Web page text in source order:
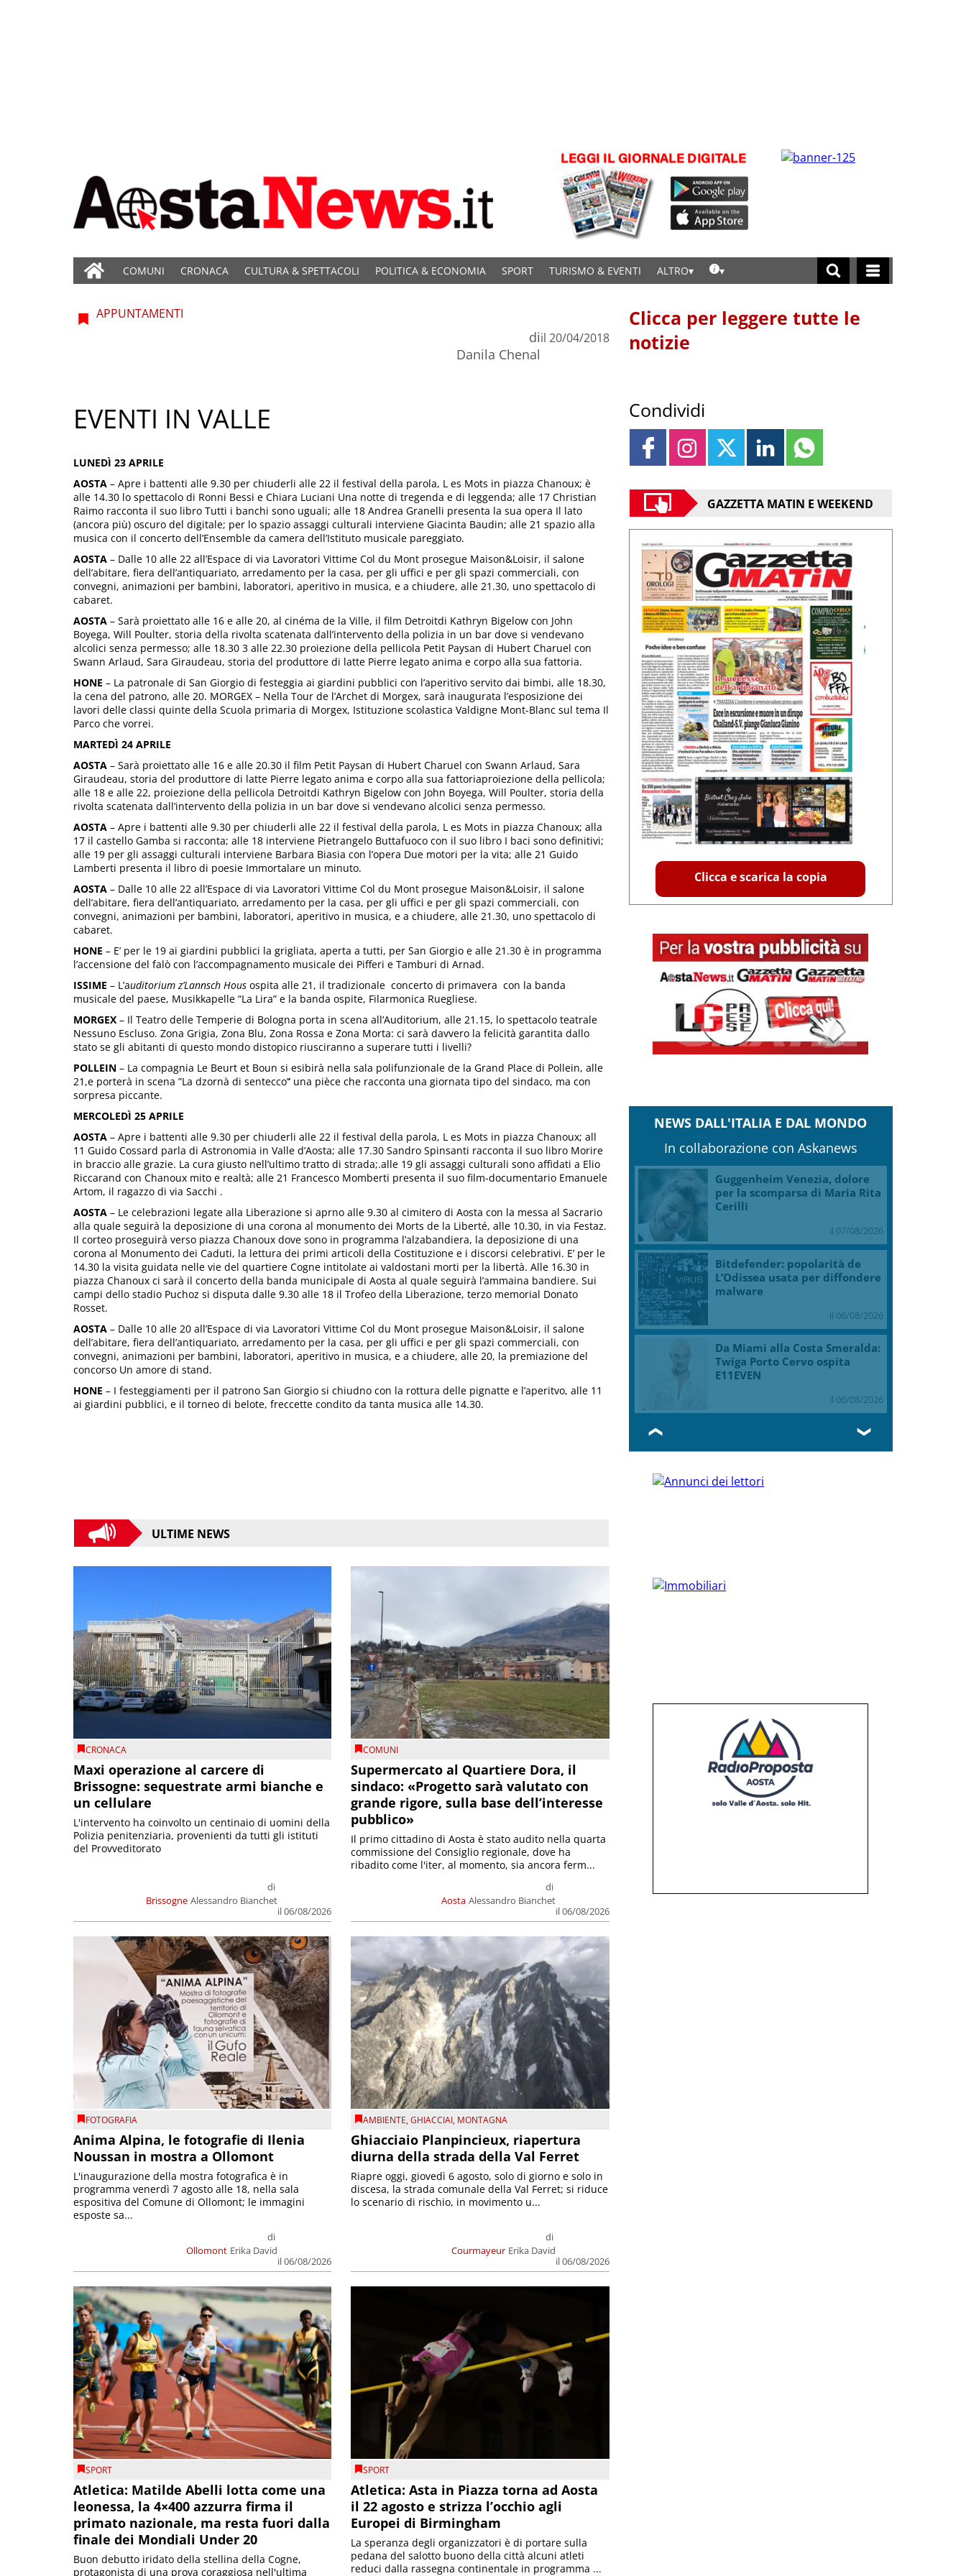
COMUNI CRONACA CULTURA & SPETTACOLI POLITICA & ECONOMIA SPORT TURISMO & EVENTI ALTRO
APPUNTAMENTI
di
Danila Chenal
il 20/04/2018
EVENTI IN VALLE
LUNEDÌ 23 APRILE
AOSTA – Apre i battenti alle 9.30 per chiuderli alle 22 il festival della parola, L es Mots in piazza Chanoux; è
alle 14.30 lo spettacolo di Ronni Bessi e Chiara Luciani Una notte di tregenda e di leggenda; alle 17 Christian
Raimo racconta il suo libro Tutti i banchi sono uguali; alle 18 Andrea Granelli presenta la sua opera Il lato
(ancora più) oscuro del digitale; per lo spazio assaggi culturali interviene Giacinta Baudin; alle 21 spazio alla
musica con il concerto dell’Ensemble da camera dell’Istituto musicale pareggiato.
AOSTA – Dalle 10 alle 22 all’Espace di via Lavoratori Vittime Col du Mont prosegue Maison&Loisir, il salone
dell’abitare, fiera dell’antiquariato, arredamento per la casa, per gli uffici e per gli spazi commerciali, con
convegni, animazioni per bambini, laboratori, aperitivo in musica, e a chiudere, alle 21.30, uno spettacolo di
cabaret.
AOSTA – Sarà proiettato alle 16 e alle 20, al cinéma de la Ville, il film Detroitdi Kathryn Bigelow con John
Boyega, Will Poulter, storia della rivolta scatenata dall’intervento della polizia in un bar dove si vendevano
alcolici senza permesso; alle 18.30 3 alle 22.30 proiezione della pellicola Petit Paysan di Hubert Charuel con
Swann Arlaud, Sara Giraudeau, storia del produttore di latte Pierre legato anima e corpo alla sua fattoria.
HONE – La patronale di San Giorgio di festeggia ai giardini pubblici con l’aperitivo servito dai bimbi, alle 18.30,
la cena del patrono, alle 20. MORGEX – Nella Tour de l’Archet di Morgex, sarà inaugurata l’esposizione dei
lavori delle classi quinte della Scuola primaria di Morgex, Istituzione scolastica Valdigne Mont-Blanc sul tema Il
Parco che vorrei.
MARTEDÌ 24 APRILE
AOSTA – Sarà proiettato alle 16 e alle 20.30 il film Petit Paysan di Hubert Charuel con Swann Arlaud, Sara
Giraudeau, storia del produttore di latte Pierre legato anima e corpo alla sua fattoriaproiezione della pellicola;
alle 18 e alle 22, proiezione della pellicola Detroitdi Kathryn Bigelow con John Boyega, Will Poulter, storia della
rivolta scatenata dall’intervento della polizia in un bar dove si vendevano alcolici senza permesso.
AOSTA – Apre i battenti alle 9.30 per chiuderli alle 22 il festival della parola, L es Mots in piazza Chanoux; alla
17 il castello Gamba si racconta; alle 18 interviene Pietrangelo Buttafuoco con il suo libro I baci sono definitivi;
alle 19 per gli assaggi culturali interviene Barbara Biasia con l’opera Due motori per la vita; alle 21 Guido
Lamberti presenta il libro di poesie Immortalare un minuto.
AOSTA – Dalle 10 alle 22 all’Espace di via Lavoratori Vittime Col du Mont prosegue Maison&Loisir, il salone
dell’abitare, fiera dell’antiquariato, arredamento per la casa, per gli uffici e per gli spazi commerciali, con
convegni, animazioni per bambini, laboratori, aperitivo in musica, e a chiudere, alle 21.30, uno spettacolo di
cabaret.
HONE – E’ per le 19 ai giardini pubblici la grigliata, aperta a tutti, per San Giorgio e alle 21.30 è in programma
l’accensione del falò con l’accompagnamento musicale dei Pifferi e Tamburi di Arnad.
ISSIME – L’auditorium z’Lannsch Hous ospita alle 21, il tradizionale concerto di primavera con la banda
musicale del paese, Musikkapelle “La Lira” e la banda ospite, Filarmonica Ruegliese.
MORGEX – Il Teatro delle Temperie di Bologna porta in scena all’Auditorium, alle 21.15, lo spettacolo teatrale
Nessuno Escluso. Zona Grigia, Zona Blu, Zona Rossa e Zona Morta: ci sarà davvero la felicità garantita dallo
stato se gli abitanti di questo mondo distopico riusciranno a superare tutti i livelli?
POLLEIN – La compagnia Le Beurt et Boun si esibirà nella sala polifunzionale de la Grand Place di Pollein, alle
21,e porterà in scena ”La dzornà di sentecco’‘ una pièce che racconta una giornata tipo del sindaco, ma con
sorpresa piccante.
MERCOLEDÌ 25 APRILE
AOSTA – Apre i battenti alle 9.30 per chiuderli alle 22 il festival della parola, L es Mots in piazza Chanoux; all
11 Guido Cossard parla di Astronomia in Valle d’Aosta; alle 17.30 Sandro Spinsanti racconta il suo libro Morire
in braccio alle grazie. La cura giusto nell’ultimo tratto di strada;.alle 19 gli assaggi culturali sono affidati a Elio
Riccarand con Chanoux mito e realtà; alle 21 Francesco Momberti presenta il suo film-documentario Emanuele
Artom, il ragazzo di via Sacchi .
AOSTA – Le celebrazioni legate alla Liberazione si aprno alle 9.30 al cimitero di Aosta con la messa al Sacrario
alla quale seguirà la deposizione di una corona al monumento dei Morts de la Liberté, alle 10.30, in via Festaz.
Il corteo proseguirà verso piazza Chanoux dove sono in programma l’alzabandiera, la deposizione di una
corona al Monumento dei Caduti, la lettura dei primi articoli della Costituzione e i discorsi celebrativi. E’ per le
14.30 la visita guidata nelle vie del quartiere Cogne intitolate ai valdostani morti per la libertà. Alle 16.30 in
piazza Chanoux ci sarà il concerto della banda municipale di Aosta al quale seguirà l’ammaina bandiere. Sui
campi dello stadio Puchoz si disputa dalle 9.30 alle 18 il Trofeo della Liberazione, terzo memorial Donato
Rosset.
AOSTA – Dalle 10 alle 20 all’Espace di via Lavoratori Vittime Col du Mont prosegue Maison&Loisir, il salone
dell’abitare, fiera dell’antiquariato, arredamento per la casa, per gli uffici e per gli spazi commerciali, con
convegni, animazioni per bambini, laboratori, aperitivo in musica, e a chiudere, alle 20, la premiazione del
concorso Un amore di stand.
HONE – I festeggiamenti per il patrono San Giorgio si chiudno con la rottura delle pignatte e l’aperitvo, alle 11
ai giardini pubblici, e il torneo di belote, freccette condito da tanta musica alle 14.30.
ULTIME NEWS
CRONACA
Maxi operazione al carcere di
Brissogne: sequestrate armi bianche e
un cellulare
Brissogne
di
Alessandro Bianchet
il 06/08/2026
L'intervento ha coinvolto un centinaio di uomini della
Polizia penitenziaria, provenienti da tutti gli istituti
del Provveditorato
COMUNI
Supermercato al Quartiere Dora, il
sindaco: «Progetto sarà valutato con
grande rigore, sulla base dell’interesse
pubblico»
Aosta
di
Alessandro Bianchet
il 06/08/2026
Il primo cittadino di Aosta è stato audito nella quarta
commissione del Consiglio regionale, dove ha
ribadito come l'iter, al momento, sia ancora ferm...
FOTOGRAFIA
Anima Alpina, le fotografie di Ilenia
Noussan in mostra a Ollomont
Ollomont
di
Erika David
il 06/08/2026
L'inaugurazione della mostra fotografica è in
programma venerdì 7 agosto alle 18, nella sala
espositiva del Comune di Ollomont; le immagini
esposte sa...
AMBIENTE,GHIACCIAI, MONTAGNA
Ghiacciaio Planpincieux, riapertura
diurna della strada della Val Ferret
Courmayeur
di
Erika David
il 06/08/2026
Riapre oggi, giovedì 6 agosto, solo di giorno e solo in
discesa, la strada comunale della Val Ferret; si riduce
lo scenario di rischio, in movimento u...
SPORT
Atletica: Matilde Abelli lotta come una
leonessa, la 4×400 azzurra firma il
primato nazionale, ma resta fuori dalla
finale dei Mondiali Under 20
Buon debutto iridato della stellina della Cogne,
protagonista di una prova coraggiosa nell'ultima
SPORT
Atletica: Asta in Piazza torna ad Aosta
il 22 agosto e strizza l’occhio agli
Europei di Birmingham
La speranza degli organizzatori è di portare sulla
pedana del salotto buono della città alcuni atleti
reduci dalla rassegna continentale in programma ...
Clicca per leggere tutte le
notizie
Condividi
GAZZETTA MATIN E WEEKEND
Clicca e scarica la copia
NEWS DALL'ITALIA E DAL MONDO
In collaborazione con Askanews
Guggenheim Venezia, dolore
per la scomparsa di Maria Rita
Cerilli
il 07/08/2026
Bitdefender: popolarità de
L’Odissea usata per diffondere
malware
il 06/08/2026
Da Miami alla Costa Smeralda:
Twiga Porto Cervo ospita
E11EVEN
il 06/08/2026
❮ ❯